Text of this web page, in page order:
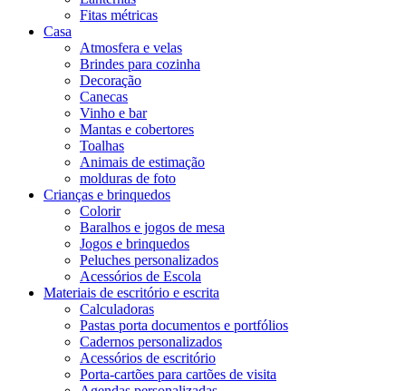
Fitas métricas
Casa
Atmosfera e velas
Brindes para cozinha
Decoração
Canecas
Vinho e bar
Mantas e cobertores
Toalhas
Animais de estimação
molduras de foto
Crianças e brinquedos
Colorir
Baralhos e jogos de mesa
Jogos e brinquedos
Peluches personalizados
Acessórios de Escola
Materiais de escritório e escrita
Calculadoras
Pastas porta documentos e portfólios
Cadernos personalizados
Acessórios de escritório
Porta-cartões para cartões de visita